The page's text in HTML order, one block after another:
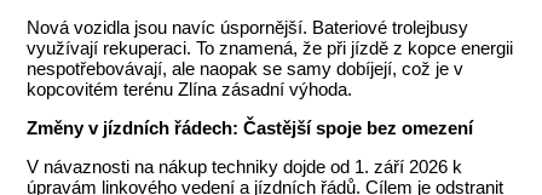
Nová vozidla jsou navíc úspornější. Bateriové trolejbusy
využívají rekuperaci. To znamená, že při jízdě z kopce energii
nespotřebovávají, ale naopak se samy dobíjejí, což je v
kopcovitém terénu Zlína zásadní výhoda.
Změny v jízdních řádech: Častější spoje bez omezení
V návaznosti na nákup techniky dojde od 1. září 2026 k
úpravám linkového vedení a jízdních řádů. Cílem je odstranit